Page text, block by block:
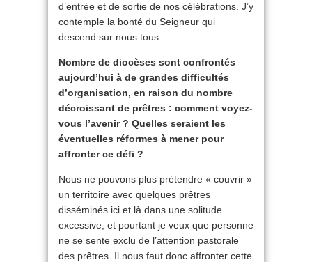
d’entrée et de sortie de nos célébrations. J’y
contemple la bonté du Seigneur qui
descend sur nous tous.
Nombre de diocèses sont confrontés
aujourd’hui à de grandes difficultés
d’organisation, en raison du nombre
décroissant de prêtres : comment voyez-
vous l’avenir ? Quelles seraient les
éventuelles réformes à mener pour
affronter ce défi ?
Nous ne pouvons plus prétendre « couvrir »
un territoire avec quelques prêtres
disséminés ici et là dans une solitude
excessive, et pourtant je veux que personne
ne se sente exclu de l’attention pastorale
des prêtres. Il nous faut donc affronter cette